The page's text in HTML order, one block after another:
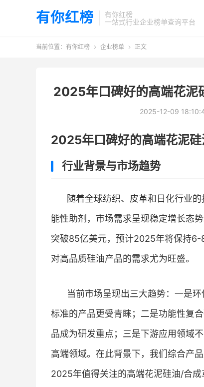
有你红榜
有你红榜
一站式行业企业榜单查询平台
当前位置： 有你红榜  企业榜单  正文
2025年口碑好的高端花泥
2025-12-09
2025年口碑好的高端花泥
行业背景与市场趋势
随着全球纺织、皮革和日化行业
能性助剂，市场需求呈现稳定增长态
突破85亿美元，预计2025年将保持6-
对高品质硅油产品的需求尤为旺盛。
当前市场呈现出三大趋势：一是
标准的产品更受青睐；二是功能性复
品成为研发重点；三是下游应用领域
高端领域。在此背景下，我们综合产
2025年值得关注的高端花泥硅油/合成